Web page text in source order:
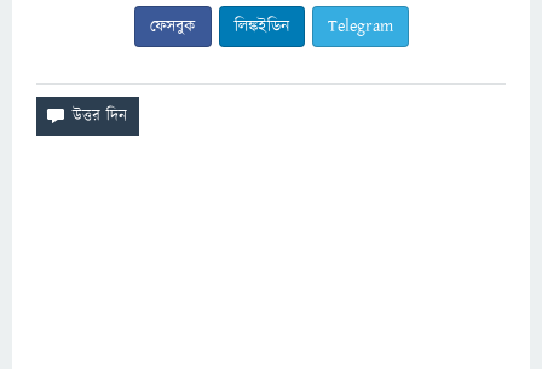
ফেসবুক লিঙ্কইডিন Telegram